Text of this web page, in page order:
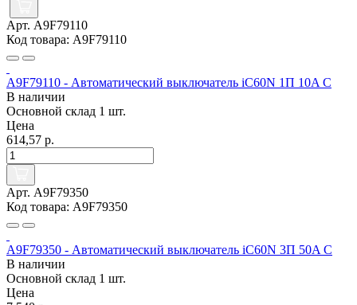
Арт. A9F79110
Код товара: A9F79110
A9F79110 - Автоматический выключатель iC60N 1П 10A C
В наличии
Основной склад 1 шт.
Цена
614,57 р.
Арт. A9F79350
Код товара: A9F79350
A9F79350 - Автоматический выключатель iC60N 3П 50A C
В наличии
Основной склад 1 шт.
Цена